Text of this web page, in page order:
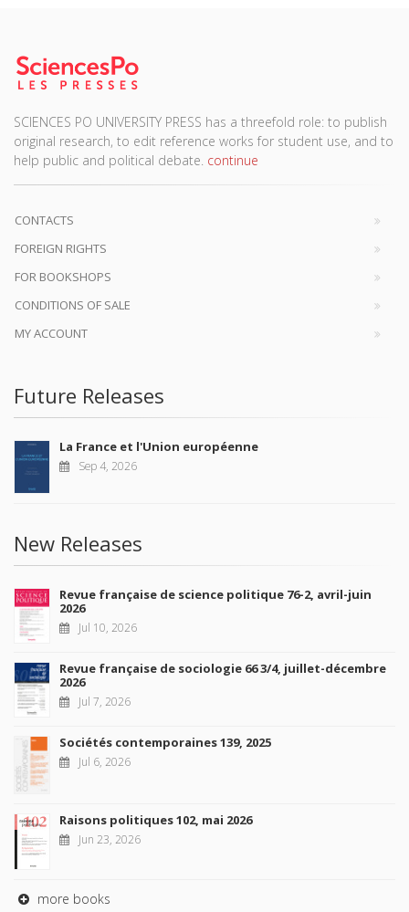
SCIENCES PO UNIVERSITY PRESS has a threefold role: to publish
original research, to edit reference works for student use, and to
help public and political debate. continue
CONTACTS
FOREIGN RIGHTS
FOR BOOKSHOPS
CONDITIONS OF SALE
MY ACCOUNT
Future Releases
La France et l'Union européenne
Sep 4, 2026
New Releases
Revue française de science politique 76-2, avril-juin
2026
Jul 10, 2026
Revue française de sociologie 66 3/4, juillet-décembre
2026
Jul 7, 2026
Sociétés contemporaines 139, 2025
Jul 6, 2026
Raisons politiques 102, mai 2026
Jun 23, 2026
more books